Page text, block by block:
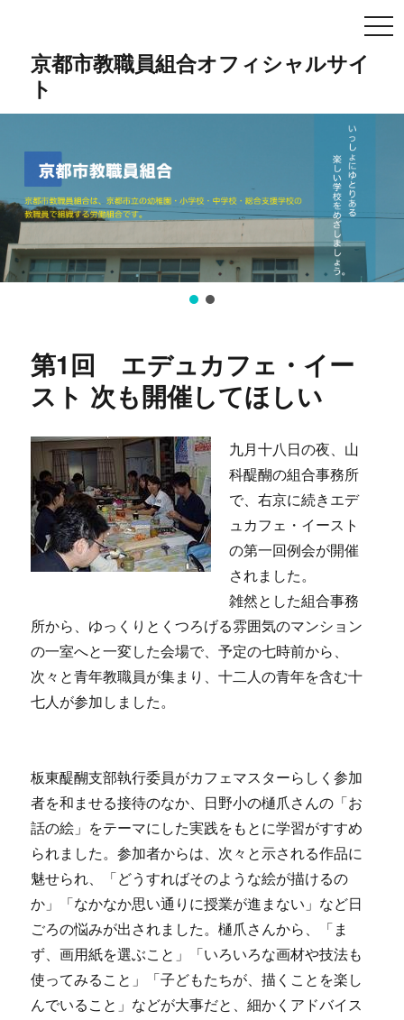
京都市教職員組合オフィシャルサイ
ト
第1回 エデュカフェ・イー
スト 次も開催してほしい
九月十八日の夜、山
科醍醐の組合事務所
で、右京に続きエデ
ュカフェ・イースト
の第一回例会が開催
されました。
雑然とした組合事務
所から、ゆっくりとくつろげる雰囲気のマンション
の一室へと一変した会場で、予定の七時前から、
次々と青年教職員が集まり、十二人の青年を含む十
七人が参加しました。
板東醍醐支部執行委員がカフェマスターらしく参加
者を和ませる接待のなか、日野小の樋爪さんの「お
話の絵」をテーマにした実践をもとに学習がすすめ
られました。参加者からは、次々と示される作品に
魅せられ、「どうすればそのような絵が描けるの
か」「なかなか思い通りに授業が進まない」など日
ごろの悩みが出されました。樋爪さんから、「ま
ず、画用紙を選ぶこと」「いろいろな画材や技法も
使ってみること」「子どもたちが、描くことを楽し
んでいること」などが大事だと、細かくアドバイス